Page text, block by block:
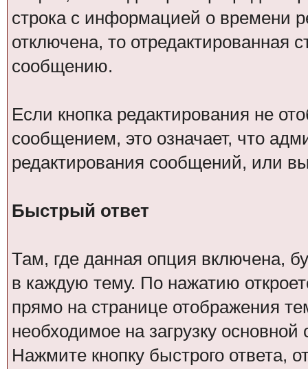
строка с информацией о времени
отключена, то отредактированная
сообщению.
Если кнопка редактирования не
сообщением, это означает, что
редактирования сообщений, или
Быстрый ответ
Там, где данная опция включена,
в каждую тему. По нажатию
прямо на странице отображения
необходимое на загрузку
Нажмите кнопку быстрого ответа,